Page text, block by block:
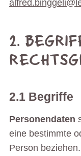
2.
2.1 Begriffe
Personendaten
eine bestimmte
Person